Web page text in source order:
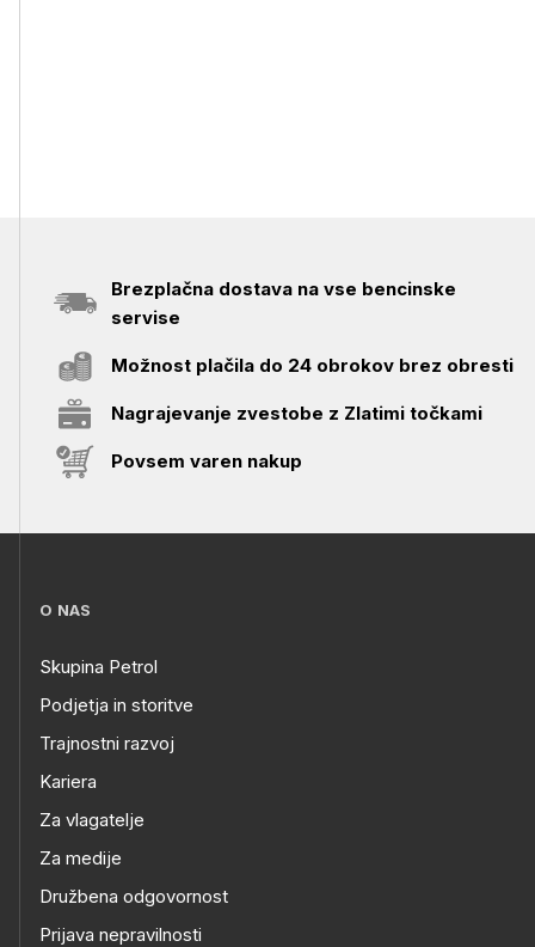
Brezplačna dostava na vse bencinske
servise
Možnost plačila do 24 obrokov brez obresti
Nagrajevanje zvestobe z Zlatimi točkami
Povsem varen nakup
O NAS
Skupina Petrol
Podjetja in storitve
Trajnostni razvoj
Kariera
Za vlagatelje
Za medije
Družbena odgovornost
Prijava nepravilnosti